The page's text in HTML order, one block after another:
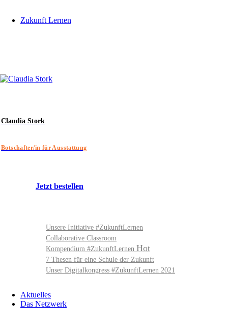
Zukunft Lernen
Jetzt bestellen
Unsere Initiative #ZukunftLernen
Collaborative Classroom
Kompendium #ZukunftLernen
7 Thesen für eine Schule der Zukunft
Unser Digitalkongress #ZukunftLernen 2021
Aktuelles
Das Netzwerk
Claudia Stork
Botschafter/in für Ausstattung